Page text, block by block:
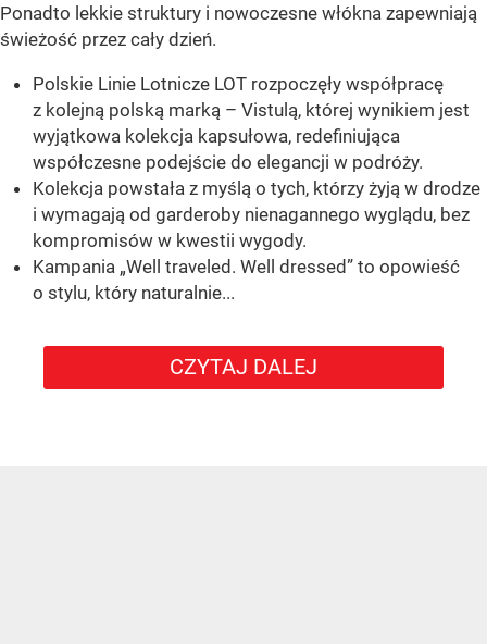
Ponadto lekkie struktury i nowoczesne włókna zapewniają
świeżość przez cały dzień.
Polskie Linie Lotnicze LOT rozpoczęły współpracę
z kolejną polską marką – Vistulą, której wynikiem jest
wyjątkowa kolekcja kapsułowa, redefiniująca
współczesne podejście do elegancji w podróży.
Kolekcja powstała z myślą o tych, którzy żyją w drodze
i wymagają od garderoby nienagannego wyglądu, bez
kompromisów w kwestii wygody.
Kampania „Well traveled. Well dressed” to opowieść
o stylu, który naturalnie...
CZYTAJ DALEJ